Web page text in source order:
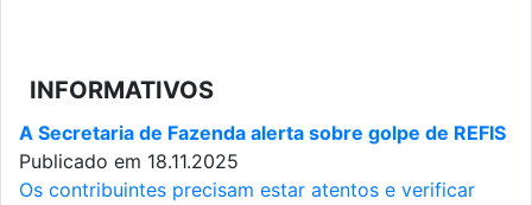
INFORMATIVOS
A Secretaria de Fazenda alerta sobre golpe de REFIS
Publicado em 18.11.2025
Os contribuintes precisam estar atentos e verificar